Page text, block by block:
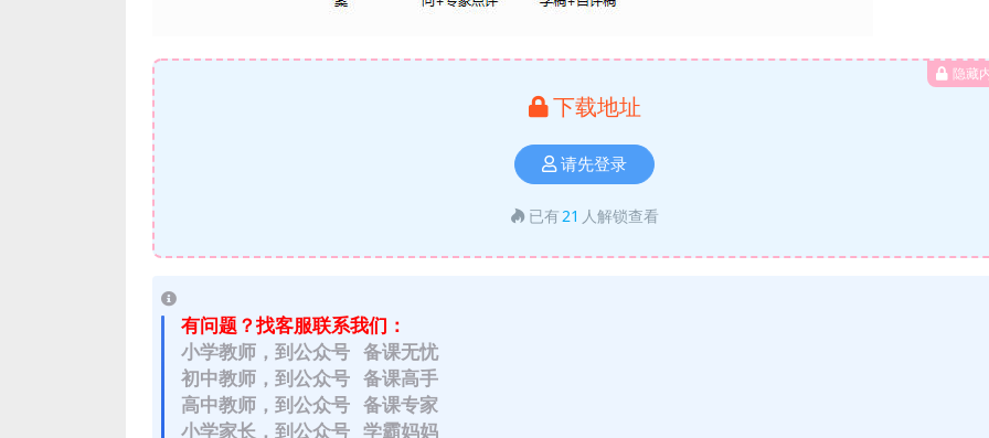
隐藏
下载地址
请先登录
已有21 人解锁查看
有问题？找客服联系我们：
小学教师，到公众号 备课无忧
初中教师，到公众号 备课高手
高中教师，到公众号 备课专家
小学家长，到公众号 学霸妈妈